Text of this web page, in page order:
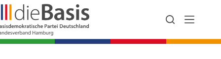
Zum
Inhalt
springen